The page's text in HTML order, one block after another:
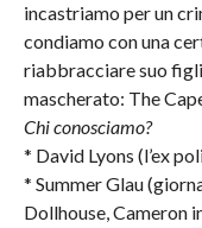
incastriamo per un
condiamo con una
riabbracciare suo
mascherato: The
Chi conosciamo?
* David Lyons (l’ex
* Summer Glau
Dollhouse, Cameron